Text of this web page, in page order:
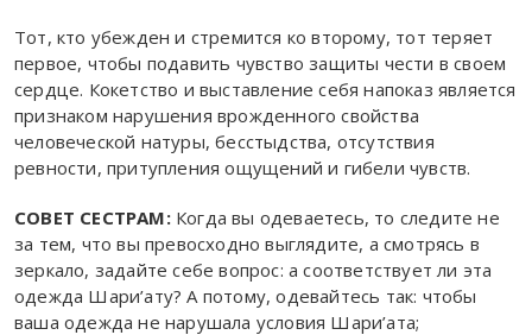
Тот, кто убежден и стре­мится ко второму, тот теряет
первое, чтобы подавить чувство защиты чести в своем
сердце. Кокетство и выставление себя напоказ является
признаком на­рушения врожденного свойства
человеческой натуры, бесстыдства, отсутствия
ревности, притупления ощущений и гибели чувств.
СОВЕТ СЕСТРАМ:Когда вы одеваетесь, то следите не
за тем, что вы превосходно выглядите, а смотрясь в
зеркало, задайте себе вопрос: а соответствует ли эта
одежда Шари’ату? А потому, одевайтесь так: чтобы
ваша одежда не нарушала условия Шари’ата;